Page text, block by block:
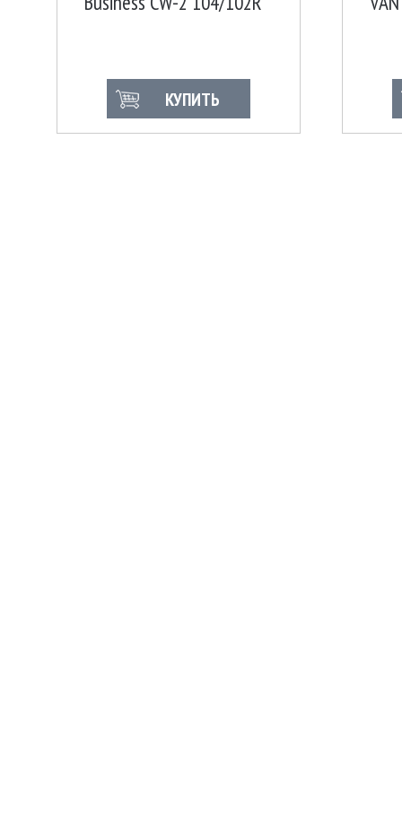
КУПИТЬ